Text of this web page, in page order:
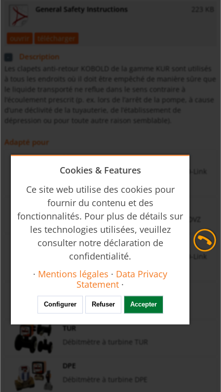
General Safety Instructions 223 KB
ouvrir télécharger
Description
Les clapets anti-retour KOBOLD de la gamme KUR sont utilisés
l‘écoulement prescrit (p. ex. lors de l’arrêt de la pompe, à cause
d’une déclivité de la tuyauterie, de l’établissement de
Adapté pour
MIK
Débitmètre électromagnétique avec IO-Link
DVZ
Indicateur/contrôleur de débit Vortex DVZ
MIM
Débitmètre électromagnétique avec IO-Link
Débitmètre à turbine DRS
TUR
DPE
Cookies & Features
Ce site web utilise des cookies pour
fournir du contenu et des
fonctionnalités. Pour plus de détails sur
les technologies utilisées, veuillez
consulter notre déclaration de
confidentialité.
· Mentions légales · Data Privacy
Statement ·
Configurer Refuser Accepter